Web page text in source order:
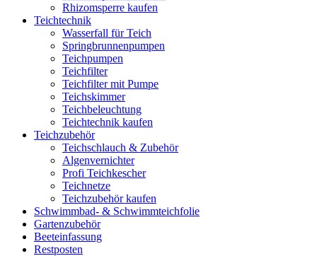
Rhizomsperre kaufen
Teichtechnik
Wasserfall für Teich
Springbrunnenpumpen
Teichpumpen
Teichfilter
Teichfilter mit Pumpe
Teichskimmer
Teichbeleuchtung
Teichtechnik kaufen
Teichzubehör
Teichschlauch & Zubehör
Algenvernichter
Profi Teichkescher
Teichnetze
Teichzubehör kaufen
Schwimmbad- & Schwimmteichfolie
Gartenzubehör
Beeteinfassung
Restposten